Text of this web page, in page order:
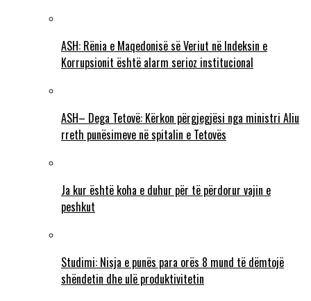
ASH: Rënia e Maqedonisë së Veriut në Indeksin e
Korrupsionit është alarm serioz institucional
ASH– Dega Tetovë: Kërkon përgjegjësi nga ministri Aliu
rreth punësimeve në spitalin e Tetovës
Ja kur është koha e duhur për të përdorur vajin e
peshkut
Studimi: Nisja e punës para orës 8 mund të dëmtojë
shëndetin dhe ulë produktivitetin